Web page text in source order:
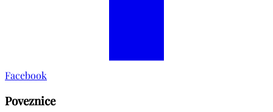
Facebook
Poveznice